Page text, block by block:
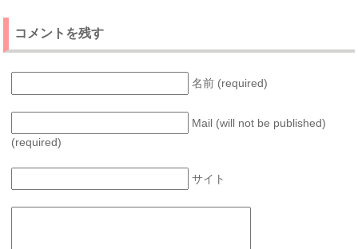
コメントを残す
名前 (required)
Mail (will not be published)
(required)
サイト